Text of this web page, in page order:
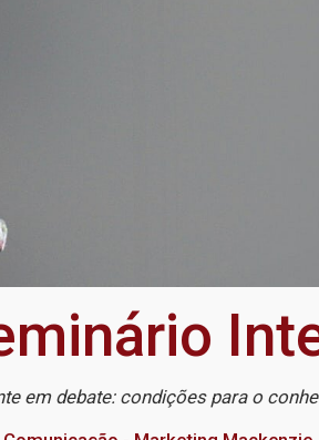
em debate: condições para o